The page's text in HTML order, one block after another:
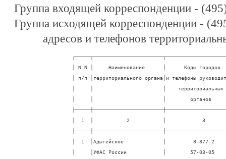
Группа входящей корреспонденции -
Группа исходящей корреспонденции -
адресов и телефонов
┌─────┬───────────────────────┬────────────────────────┬───────────────────────┐
│ N N │     Наименование      │      Коды городов      │    Почтовый адрес     │
│ п/п │территориального органа│и телефоны руководителей│                       │
│     │                       │    территориальных     │   Электронная почта   │
│     │                       │        органов         │        E-mail:        │
├─────┼───────────────────────┼────────────────────────┼───────────────────────┤
│  1  │           2           │            3           │            4          │
├─────┼───────────────────────┼────────────────────────┼───────────────────────┤
│  1  │Адыгейское             │         8-877-2        │385000, Республика     │
│     │УФАС России            │        57-03-05        │Адыгея, г. Майкоп,     │
│     │                       │    т/ф. 57-05-22       │ул. Ленина, д. 40      │
│     │                       │                        │                       │
│     │                       │                to01@fas.gov.ru                 │
├─────┼───────────────────────┼────────────────────────┬───────────────────────┤
│  2  │Алтайское краевое      │         8-385-2        │656059, Алтайский      │
│     │УФАС России            │       24-54-56 пр.     │край, г. Барнаул,      │
│     │                       │        24-54-47        │ул. Пролетарская, 65   │
│     │                       │      ф. 24-68-81       │                       │
│     │                       │                        │                       │
│     │                       │                to22@fas.gov.ru                 │
├─────┼───────────────────────┼────────────────────────┬───────────────────────┤
│  3  │Алтайское              │        8-388-22        │649000, Республика     │
│     │республиканское        │      т/ф. 4-26-94      │Алтай, г. Горно-       │
│     │УФАС России            │       ф. 4-19-61       │Алтайск,               │
│     │                       │                        │ул. Улагашева, д. 13,  │
│     │                       │                        │а/я 358                │
│     │                       │                 to02@fas.gov.ru                │
├─────┼───────────────────────┼────────────────────────┬───────────────────────┤
│  4  │Амурское               │        8-416-2         │675000, Амурская       │
│     │УФАС России            │        52-00-07        │обл.,                  │
│     │                       │      ф. 52-00-35       │г. Благовещенск,       │
│     │                       │                        │пер. Святителя         │
│     │                       │                        │Иннокентия, д. 1       │
│     │                       │                        │                       │
│     │                       │                 to28@fas.gov.ru                │
├─────┼───────────────────────┼────────────────────────┬───────────────────────┤
│  5  │Архангельское          │        8-818-2         │163000,                │
│     │УФАС России            │        20-70-31        │Архангельская обл.,    │
│     │                       │      ф. 21-54-45       │г. Архангельск,        │
│     │                       │        20-73-21        │К. Либкнехта, д. 2     │
│     │                       │                        │                       │
│     │                       │                 to29@fas.gov.ru                │
├─────┼───────────────────────┼────────────────────────┬───────────────────────┤
│  6  │Астраханское           │         8-851-2        │414000,                │
│     │УФАС России            │        39-06-47        │Астраханская обл.,     │
│     │                       │      т/ф. 39-05-80     │г. Астрахань,          │
│     │                       │                        │ул. Шаумяна, д. 47     │
│     │                       │                        │(а/я 267)              │
│     │                       │                        │                       │
│     │                       │                 to30@fas.gov.ru                │
├─────┼───────────────────────┼────────────────────────┬───────────────────────┤
│  7  │Башкортостанское       │        8-347-2         │450008, Республика     │
│     │УФАС России            │        73-34-05        │Башкортостан,          │
│     │                       │      т/ф. 72-58-82     │г. Уфа,                │
│     │                       │                        │ул. Пушкина, д. 95     │
│     │                       │                        │                       │
│     │                       │                to03@fas.gov.ru                 │
├─────┼───────────────────────┼────────────────────────┬───────────────────────┤
│  8  │Белгородское           │        8-472-2         │308600, Белгородская   │
│     │УФАС России            │      ф. 32-16-92       │обл., г. Белгород,     │
│     │                       │        32-64-30        │Гражданский пр-т, д. 50│
│     │                       │     27-45-50 (зам)     │                       │
│     │                       │                        │                       │
│     │                       │                 to31@fas.gov.ru                │
├─────┼───────────────────────┼────────────────────────┬───────────────────────┤
│  9  │Брянское               │        8-483-2         │241050,                │
│     │УФАС России            │        64-32-14        │Брянская обл.,         │
│     │                       │      ф. 64-33-93       │г. Брянск,             │
│     │                       │                        │ул. Дуки, д. 80        │
│     │                       │                        │                       │
│     │                       │                 to32@fas.gov.ru                │
├─────┼───────────────────────┼────────────────────────┬───────────────────────┤
│ 10  │Бурятское              │         8-301-2        │670000, Республика     │
│     │УФАС России            │        21-24-18        │Бурятия, г. Улан-Удэ,  │
│     │                       │      т/ф. 21-33-72     │ул. Ленина, д. 55,     │
│     │                       │        21-43-94